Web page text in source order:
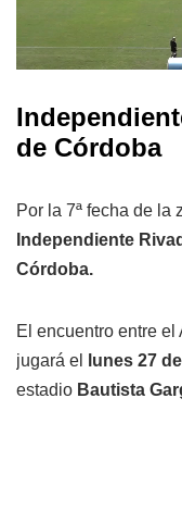
de Córdoba
Por la 7ª fecha de la
Independiente
Córdoba.
El encuentro entre
jugará el
lunes 27
estadio Bautista